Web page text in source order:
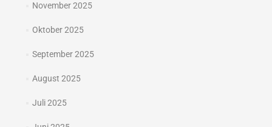
November 2025
Oktober 2025
September 2025
August 2025
Juli 2025